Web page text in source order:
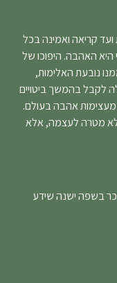
קריאה ואמינה בכל
האהבה. היפוכו של
נובעת האלימות,
לקבל בהמשך ביטויים
מעצימות אהבה בעולם.
מטרה לעצמה, אלא
בשפה ישנה שידע